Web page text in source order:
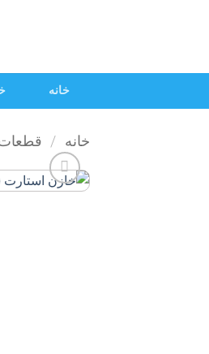
خانه
خانه / قطعات